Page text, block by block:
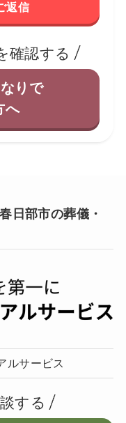
返信
確認する
りで
へ
日部市の葬儀・
ルサービス
する